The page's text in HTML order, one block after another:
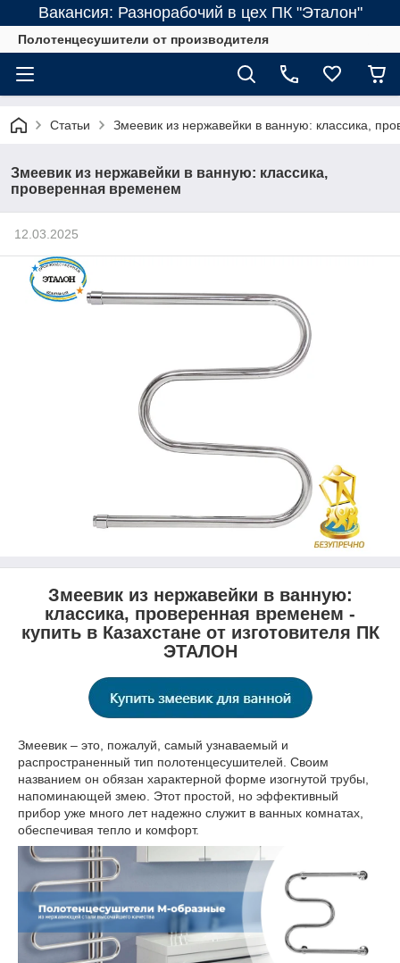
Вакансия: Разнорабочий в цех ПК "Эталон"
Полотенцесушители от производителя
Статьи Змеевик из нержавейки в ванную: классика,
Змеевик из нержавейки в ванную: классика,
проверенная временем
12.03.2025
Змеевик из нержавейки в ванную:
классика, проверенная временем -
купить в Казахстане от изготовителя ПК
ЭТАЛОН
Змеевик – это, пожалуй, самый узнаваемый и
распространенный тип полотенцесушителей. Своим
названием он обязан характерной форме изогнутой трубы,
напоминающей змею. Этот простой, но эффективный
прибор уже много лет надежно служит в ванных комнатах,
обеспечивая тепло и комфорт.